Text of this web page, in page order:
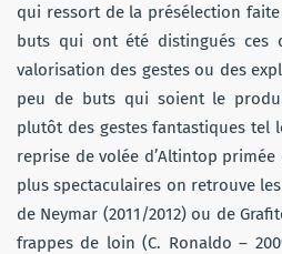
qui ressort de la présélection faite
buts qui ont été distingués ces
valorisation des gestes ou des
peu de buts qui soient le
plutôt des gestes fantastiques tel
reprise de volée d’Altintop primée
plus spectaculaires on retrouve
de Neymar (2011/2012) ou de
frappes de loin (C. Ronaldo –